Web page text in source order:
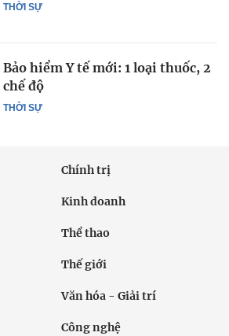
THỜI SỰ
THỜI SỰ
Bảo hiểm Y tế mới: 1 loại thuốc, 2
chế độ
Chính trị
Kinh doanh
Thể thao
Thế giới
Văn hóa - Giải trí
Công nghệ